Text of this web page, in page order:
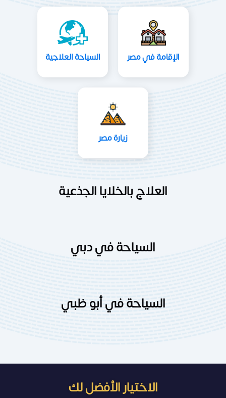
الإقامة في مصر السياحة العلاجية
زيارة مصر
العلاج بالخلايا الجذعية
السياحة في دبي
السياحة في أبو ظبي
الاختيار الأفضل لك